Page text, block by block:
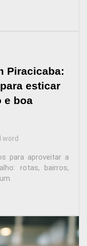
Piracicaba:
esticar
e boa
word
para aproveitar a
rotas, bairros,